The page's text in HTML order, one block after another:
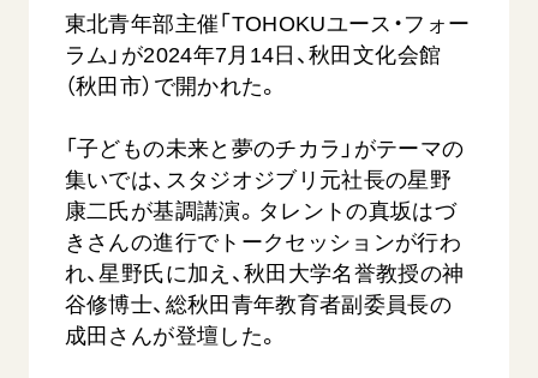
略年表
入会について
道府県中心会館
聖教電子版
聖教ブックストア
soka youth media
Soka Gakkai グローバルサイト
SGIピースサイト
SOKA PICKS すべて見る
東北青年部主催「TOHOKUユース・フォー
ラム」が2024年7月14日、秋田文化会館
（秋田市）で開かれた。
「子どもの未来と夢のチカラ」がテーマの
集いでは、スタジオジブリ元社長の星野
康二氏が基調講演。タレントの真坂はづ
きさんの進行でトークセッションが行わ
れ、星野氏に加え、秋田大学名誉教授の神
谷修博士、総秋田青年教育者副委員長の
成田さんが登壇した。